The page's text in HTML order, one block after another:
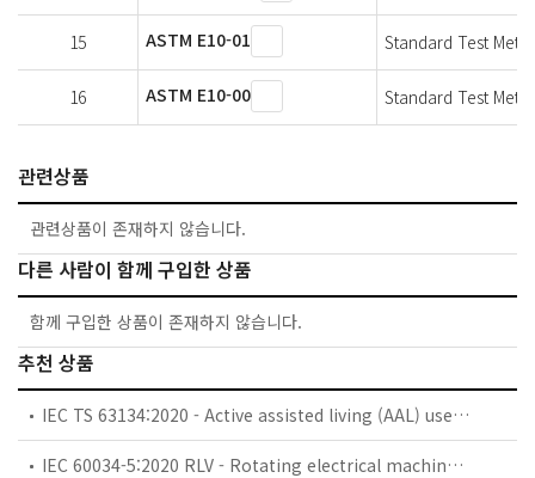
15 ASTM E10-01 Standard Test
16 ASTM E10-00 Standard Test
관련상품
관련상품이 존재하지 않습니다.
다른 사람이 함께 구입한 상품
함께 구입한 상품이 존재하지 않습니다.
추천 상품
IEC TS 63134:2020 - Active assisted living (AAL) use cases
IEC 60034-5:2020 RLV - Rotating electrical machines - Part 5: Degrees of protection provided by the integral design of rotating electrical machines (IP code) - Classification